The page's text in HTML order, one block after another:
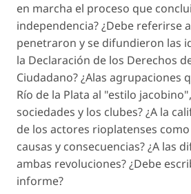
en marcha el proceso que
independencia? ¿Debe referirse
penetraron y se difundieron las
la Declaración de los Derechos
Ciudadano? ¿Alas agrupaciones
Río de la Plata al "estilo
sociedades y los clubes? ¿A la
de los actores rioplatenses
causas y consecuencias? ¿A las
ambas revoluciones? ¿Debe
informe?